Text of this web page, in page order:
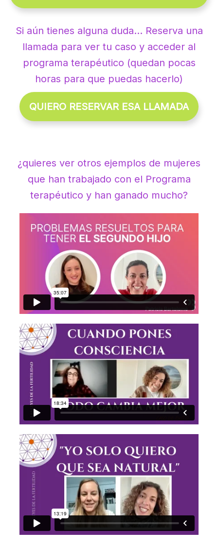
Si aún tienes alguna duda… Reserva una
llamada para ver tu caso y acceder al
programa terapéutico (quedan pocas
horas para que puedas hacerlo)
QUIERO RESERVAR ESA LLAMADA
¿quieres ver otros ejemplos de mujeres
que han trabajado con el Programa
terapéutico y han ganado mucho?